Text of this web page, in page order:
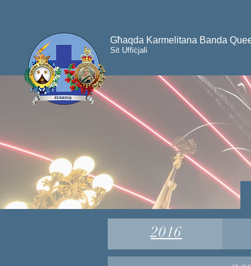
Għaqda Karmelitana Banda
Sit Uffiċjali
2016